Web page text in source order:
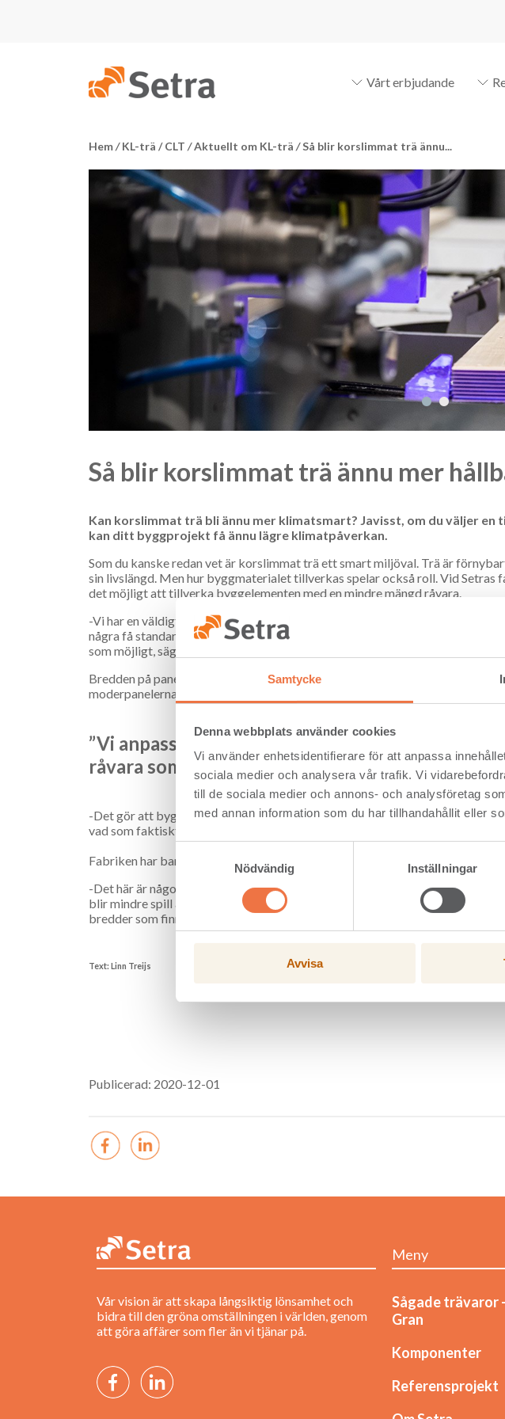
Samtycke
Denna webbplats använder cookies
Vi använder enhetsidentifierare för att anpassa
sociala medier och analysera vår trafik. Vi
till de sociala medier och annons- och analysföretag
med annan information som du har tillhandahållit eller
Nödvändig
Inställningar
Avvisa
Vårt erbjudande
Hem/ KL-trä / CLT /Aktuellt om KL-trä /Så blir korslimmat trä ännu...
Så blir korslimmat trä ännu mer
Kan korslimmat trä bli ännu mer klimatsmart? Javisst, om du väljer
kan ditt byggprojekt få ännu lägre klimatpåverkan.
Som du kanske redan vet är korslimmat trä ett smart miljöval. Trä är
sin livslängd. Men hur byggmaterialet tillverkas spelar också roll. Vid
det möjligt att tillverka byggelementen med en mindre mängd råvara.
-Vi har en väldigt flexibel produktion av våra moderpaneler till skillnad från
några få standardbredder. Det betyder att vi anpassar måtten på varje skiva
som möjligt, säger Anna-Lena Gull, Setras marknadschef för bygglösningar.
Bredden på panelerna kan anpassas med 50 millimeters intervall från 2 meter
moderpanelerna sen bearbetas till de olika byggelement som utgör
”Vi anpassar måtten på varje skiva för att
råvara som möjligt”
-Det gör att byggnaden får ett ännu lägre koldioxidavtryck och för oss
vad som faktiskt behövs, säger Anna-Lena Gull.
Fabriken har bara varit igång några månader men redan märks skillnad på
-Det här är något vi nyttjar hela tiden. Vi producerar mindre mängd KL-trä,
blir mindre spill att ta hand om. Jag tycker att man som beställare av KL-trä
bredder som finns och hur mycket spill det blir, säger Anna-Lena Gull.
Text: Linn Treijs
Publicerad: 2020-12-01
Vår vision är att skapa långsiktig lönsamhet och
bidra till den gröna omställningen i världen, genom
att göra affärer som fler än vi tjänar på.
Meny
Sågade trävaror -
Gran
Komponenter
Referensprojekt